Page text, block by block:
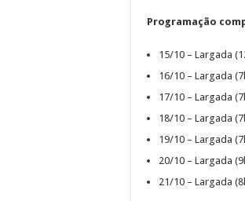
Programação
15/10 – Largada
16/10 – Largada
17/10 – Largada
18/10 – Largada
19/10 – Largada
20/10 – Largada
21/10 – Largada